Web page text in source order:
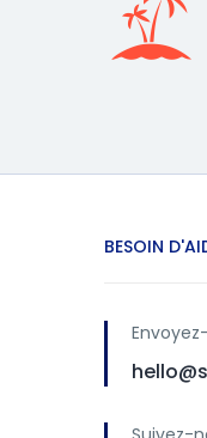
BESOIN